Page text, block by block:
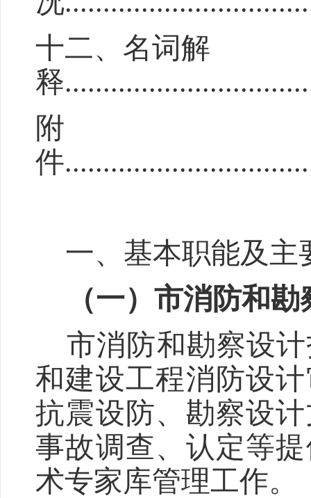
十二、名词解
释
附
件
一、基本职能及主
（一） 市消防和勘
市消防和勘察设
和建设工程消防设
抗震设防、勘察设
事故调查、认定等
术专家库管理工作。